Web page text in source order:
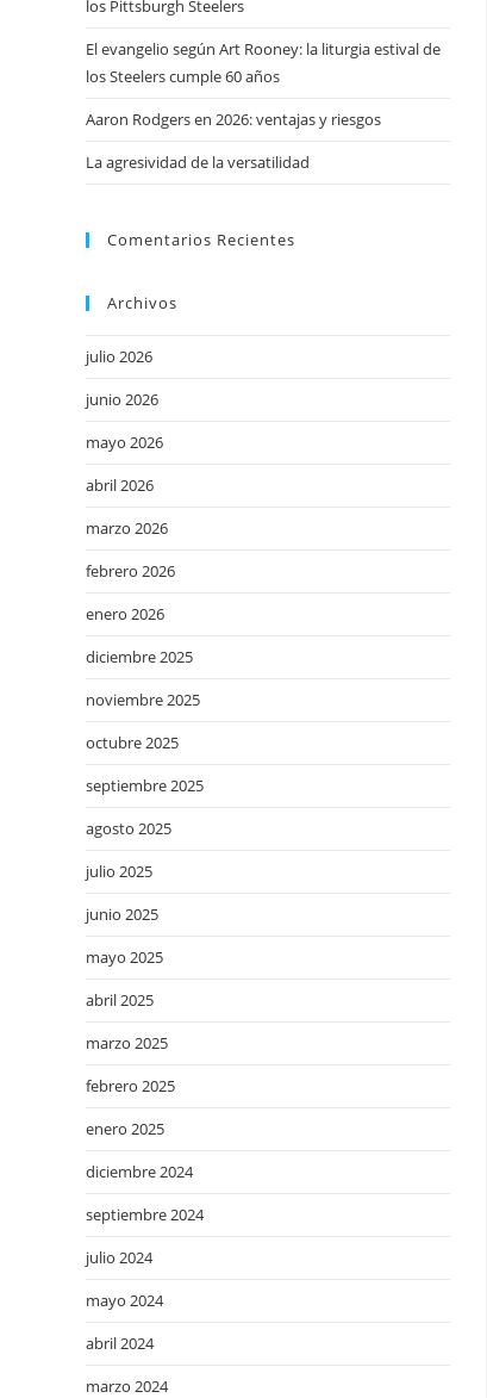
los Pittsburgh Steelers
El evangelio según Art Rooney: la liturgia estival de
los Steelers cumple 60 años
Aaron Rodgers en 2026: ventajas y riesgos
La agresividad de la versatilidad
Comentarios Recientes
Archivos
julio 2026
junio 2026
mayo 2026
abril 2026
marzo 2026
febrero 2026
enero 2026
diciembre 2025
noviembre 2025
octubre 2025
septiembre 2025
agosto 2025
julio 2025
junio 2025
mayo 2025
abril 2025
marzo 2025
febrero 2025
enero 2025
diciembre 2024
septiembre 2024
julio 2024
mayo 2024
abril 2024
marzo 2024